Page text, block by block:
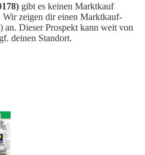
gibt es keinen Marktkauf
zeigen dir einen Marktkauf-
an. Dieser Prospekt kann weit von
deinen Standort.